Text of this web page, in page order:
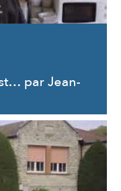
par Jean-